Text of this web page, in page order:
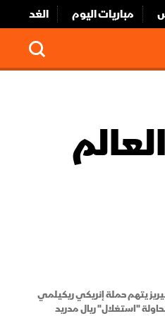
مباريات اليوم
الغد
يتهم حملة إنريكي ريكيلمي
"استغلال" ريال مدريد